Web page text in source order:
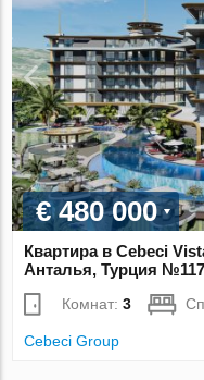
€ 480 000
Квартира в Cebeci
Анталья, Турция
Комнат:3
Cebeci Group